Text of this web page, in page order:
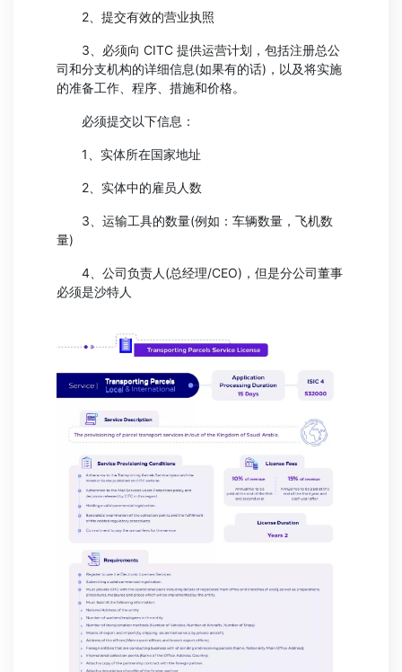
2、提交有效的营业执照
3、必须向 CITC 提供运营计划，包括注册总公
司和分支机构的详细信息(如果有的话)，以及将实施
的准备工作、程序、措施和价格。
必须提交以下信息：
1、实体所在国家地址
2、实体中的雇员人数
3、运输工具的数量(例如：车辆数量，飞机数
量)
4、公司负责人(总经理/CEO)，但是分公司董事
必须是沙特人